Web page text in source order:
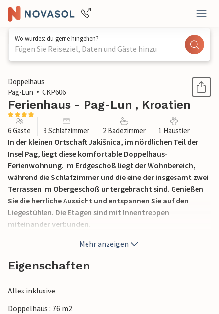
Wo würdest du gerne hingehen?
Fügen Sie Reiseziel, Daten und Gäste hinzu
1 / 37
Doppelhaus
Pag-Lun
CKP606
Ferienhaus - Pag-Lun , Kroatien
6 Gäste 3 Schlafzimmer 2 Badezimmer 1 Haustier
In der kleinen Ortschaft Jakišnica, im nördlichen Teil der
Insel Pag, liegt diese komfortable Doppelhaus-
Ferienwohnung. Im Erdgeschoß liegt der Wohnbereich,
während die Schlafzimmer und die eine der insgesamt zwei
Terrassen im Obergeschoß untergebracht sind. Genießen
Sie die herrliche Aussicht und entspannen Sie auf den
Liegestühlen. Die Etagen sind mit Innentreppen
miteinander verbunden.
Bars und Einkaufsladen. Den Ort Novalja erreichen Sie in
etwa 10 Minuten mit dem Auto. Besuchen Sie auch die
Ortschaften Lun, Kolan und die Stadt Pag.
Mehr anzeigen
Eigenschaften
Alles inklusive
Doppelhaus : 76 m2